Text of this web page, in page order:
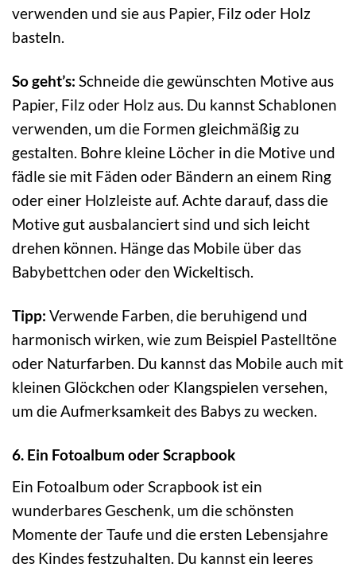
verwenden und sie aus Papier, Filz oder Holz
basteln.
So geht’s: Schneide die gewünschten Motive aus
Papier, Filz oder Holz aus. Du kannst Schablonen
verwenden, um die Formen gleichmäßig zu
gestalten. Bohre kleine Löcher in die Motive und
fädle sie mit Fäden oder Bändern an einem Ring
oder einer Holzleiste auf. Achte darauf, dass die
Motive gut ausbalanciert sind und sich leicht
drehen können. Hänge das Mobile über das
Babybettchen oder den Wickeltisch.
Tipp: Verwende Farben, die beruhigend und
harmonisch wirken, wie zum Beispiel Pastelltöne
oder Naturfarben. Du kannst das Mobile auch mit
kleinen Glöckchen oder Klangspielen versehen,
um die Aufmerksamkeit des Babys zu wecken.
6. Ein Fotoalbum oder Scrapbook
Ein Fotoalbum oder Scrapbook ist ein
wunderbares Geschenk, um die schönsten
Momente der Taufe und die ersten Lebensjahre
des Kindes festzuhalten. Du kannst ein leeres